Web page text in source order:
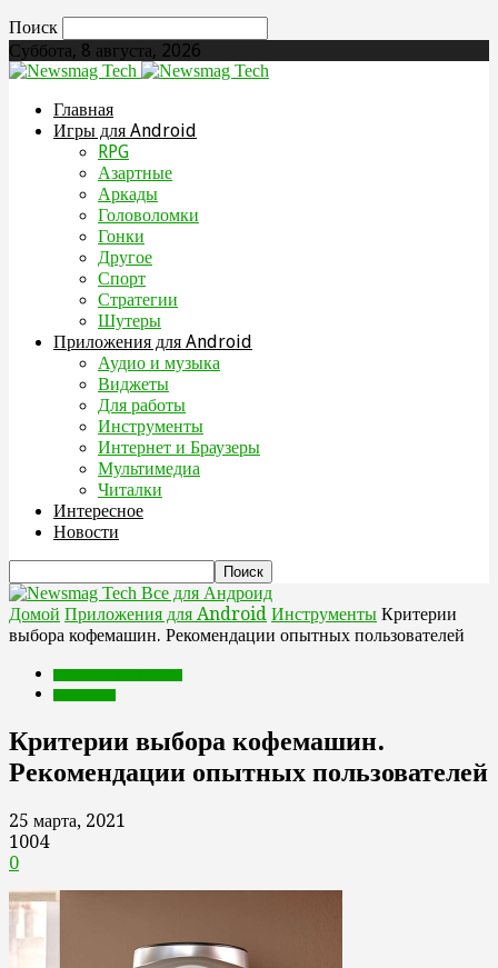
Поиск
Суббота, 8 августа, 2026
Главная
Игры для Android
RPG
Азартные
Аркады
Головоломки
Гонки
Другое
Спорт
Стратегии
Шутеры
Приложения для Android
Аудио и музыка
Виджеты
Для работы
Инструменты
Интернет и Браузеры
Мультимедиа
Читалки
Интересное
Новости
Все для Андроид
Домой Приложения для Android Инструменты Критерии
выбора кофемашин. Рекомендации опытных пользователей
Критерии выбора кофемашин.
Рекомендации опытных пользователей
25 марта, 2021
1004
0